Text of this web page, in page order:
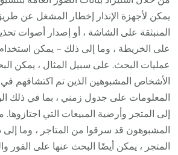
يمكن لأجهزة الإنذار إخطار المشغل عن
المنبثقة على الشاشة ، أو إصدار أصوات
على الخريطة ، وما إلى ذلك – يمكن
عمليات البحث. على سبيل المثال ، يمكن
الأشخاص المشبوهين الذين تم اكتشافهم في
المعلومات على جدول زمني ، بما في ذلك
إلى المتجر وأرضية المبيعات التي
المشبوهون قد سرقوا من المتاجر ، وما
المتجر ، يمكن أيضًا البحث عنها على الفور